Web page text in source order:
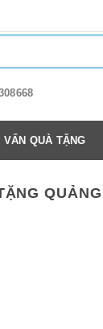
VẤN QUÀ TẶNG